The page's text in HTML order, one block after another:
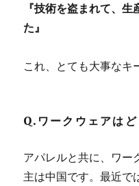
『技術を盗まれて、
た』
これ、とても大事なキ
Q.ワークウェアは
アパレルと共に、ワー
主は中国です。最近で